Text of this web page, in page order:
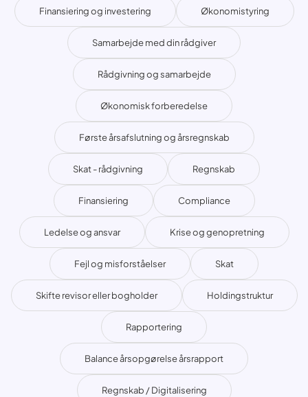
Finansiering og investering Økonomistyring
Samarbejde med din rådgiver
Rådgivning og samarbejde
Økonomisk forberedelse
Første årsafslutning og årsregnskab
Skat - rådgivning Regnskab
Finansiering Compliance
Ledelse og ansvar Krise og genopretning
Fejl og misforståelser Skat
Skifte revisor eller bogholder Holdingstruktur
Rapportering
Balance årsopgørelse årsrapport
Regnskab / Digitalisering